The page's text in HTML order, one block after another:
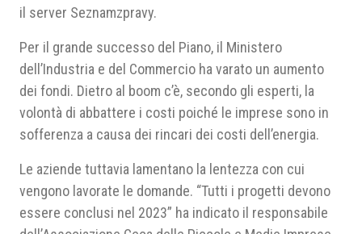
il server Seznamzpravy.
Per il grande successo del Piano, il Ministero
dell’Industria e del Commercio ha varato un aumento
dei fondi. Dietro al boom c’è, secondo gli esperti, la
volontà di abbattere i costi poiché le imprese sono in
sofferenza a causa dei rincari dei costi dell’energia.
Le aziende tuttavia lamentano la lentezza con cui
vengono lavorate le domande. “Tutti i progetti devono
essere conclusi nel 2023” ha indicato il responsabile